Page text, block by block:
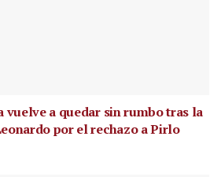
vuelve a quedar sin rumbo tras la
por el rechazo a Pirlo